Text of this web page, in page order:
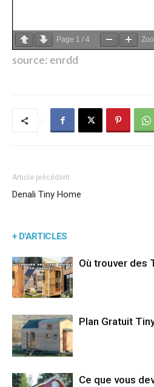
Page 1 / 4
source: enrdd
Article précédent
Denali Tiny Home
+ D'ARTICLES
Où trouver des
Plan Gratuit
Ce que vous